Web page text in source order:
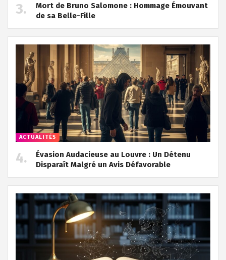
Mort de Bruno Salomone : Hommage Émouvant
de sa Belle-Fille
ACTUALITÉS
Évasion Audacieuse au Louvre : Un Détenu
Disparaît Malgré un Avis Défavorable